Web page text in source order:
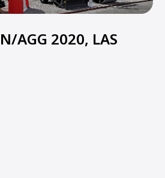
AGG 2020, LAS